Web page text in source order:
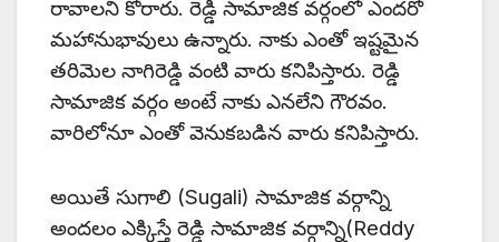
రావాలని కోరారు. రెడ్డి సామాజిక వర్గంలో ఎందరో
మహానుభావులు ఉన్నారు. నాకు ఎంతో ఇష్టమైన
తరిమెల నాగిరెడ్డి వంటి వారు కనిపిస్తారు. రెడ్డి
సామాజిక వర్గం అంటే నాకు ఎనలేని గౌరవం.
వారిలోనూ ఎంతో వెనుకబడిన వారు కనిపిస్తారు.
అయితే సుగాలి (Sugali) సామాజిక వర్గాన్ని
అందలం ఎక్కిస్తే రెడ్డి సామాజిక వర్గాన్ని(Reddy